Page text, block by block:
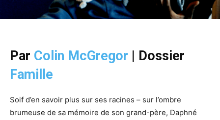
Par Colin McGregor | Dossier
Famille
Soif d’en savoir plus sur ses racines – sur l’ombre
brumeuse de sa mémoire de son grand-père, Daphné